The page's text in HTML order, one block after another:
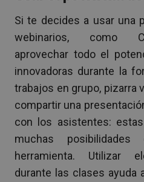
Si te decides a usar una
webinarios, como
aprovechar todo el
innovadoras durante la
trabajos en grupo, pizarra
compartir una
con los asistentes:
muchas
herramienta. Utilizar
durante las clases ayuda